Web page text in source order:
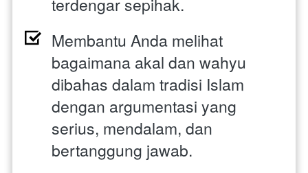
Membantu Anda melihat
bagaimana akal dan wahyu
dibahas dalam tradisi Islam
dengan argumentasi yang
serius, mendalam, dan
bertanggung jawab.